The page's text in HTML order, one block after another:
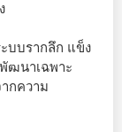
บบรากลึก แข็ง
ฒนาเฉพาะ
กความ